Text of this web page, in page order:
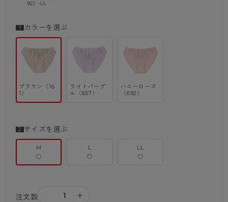
92）-LL
カラーを選ぶ
ブラウン（16
1）
ライトパープ
ル（657）
ハニーローズ
（692）
サイズを選ぶ
M
○
L
○
LL
○
注文数 ＋